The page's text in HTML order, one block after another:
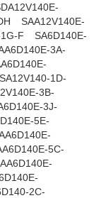
SAA12V140E-
F
SA6D140E-
3A-
SA12V140-1D-
3B-
3J-
5E-
5C-
2C-